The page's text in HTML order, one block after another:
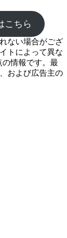
こちら
ない場合がござ
トによって異な
の情報です。最
および広告主の